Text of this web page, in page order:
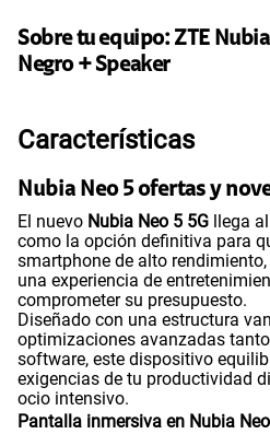
Sobre tu equipo: ZTE
Negro + Speaker
Características
Nubia Neo 5 ofertas y
El nuevo Nubia Neo 5 5G llega
como la opción definitiva para
smartphone de alto
una experiencia de
comprometer su presupuesto.
Diseñado con una estructura
optimizaciones avanzadas
software, este dispositivo
exigencias de tu productividad
ocio intensivo.
Pantalla inmersiva en Nubia